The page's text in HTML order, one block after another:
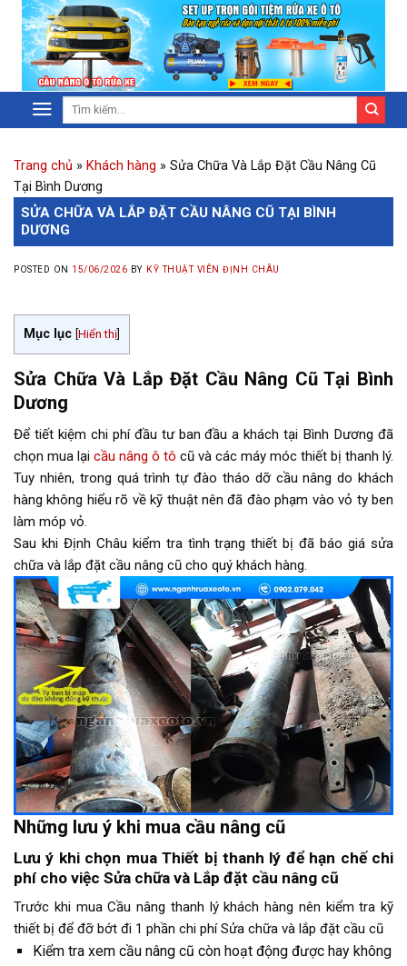
Trang chủ » Khách hàng » Sửa Chữa Và Lắp Đặt Cầu Nâng Cũ
Tại Bình Dương
SỬA CHỮA VÀ LẮP ĐẶT CẦU NÂNG CŨ TẠI BÌNH
DƯƠNG
POSTED ON 15/06/2026 BY KỸ THUẬT VIÊN ĐỊNH CHÂU
Mục lục Hiển thị
Sửa Chữa Và Lắp Đặt Cầu Nâng Cũ Tại Bình
Dương
Để tiết kiệm chi phí đầu tư ban đầu a khách tại Bình Dương đã
chọn mua lại cầu nâng ô tô cũ và các máy móc thiết bị thanh lý.
Tuy nhiên, trong quá trình tự đào tháo dỡ cầu nâng do khách
hàng không hiểu rõ về kỹ thuật nên đã đào phạm vào vỏ ty ben
làm móp vỏ.
Sau khi Định Châu kiểm tra tình trạng thiết bị đã báo giá sửa
chữa và lắp đặt cầu nâng cũ cho quý khách hàng.
Những lưu ý khi mua cầu nâng cũ
Lưu ý khi chọn mua Thiết bị thanh lý để hạn chế chi
phí cho việc Sửa chữa và Lắp đặt cầu nâng cũ
Trước khi mua Cầu nâng thanh lý khách hàng nên kiểm tra kỹ
thiết bị để đỡ bớt đi 1 phần chi phí Sửa chữa và lắp đặt cầu cũ
Kiểm tra xem cầu nâng cũ còn hoạt động được hay không